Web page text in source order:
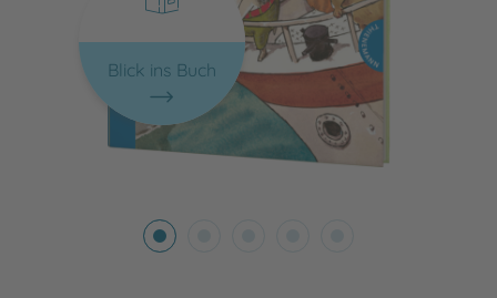
Blick ins Buch